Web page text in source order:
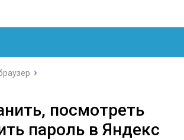
посмотреть
пароль в Яндекс